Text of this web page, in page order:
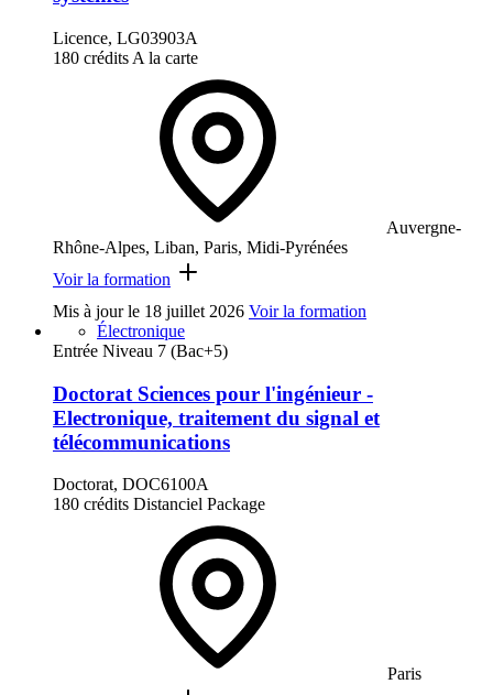
Licence, LG03903A
180 crédits A la carte
Auvergne-
Rhône-Alpes, Liban, Paris, Midi-Pyrénées
Voir la formation
Mis à jour le 18 juillet 2026 Voir la formation
Électronique
Entrée Niveau 7 (Bac+5)
Doctorat Sciences pour l'ingénieur -
Electronique, traitement du signal et
télécommunications
Doctorat, DOC6100A
180 crédits Distanciel Package
Paris